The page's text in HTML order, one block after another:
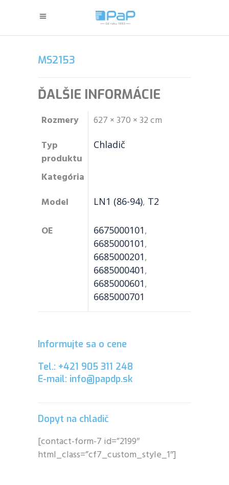
MS2153
ĎALŠIE INFORMÁCIE
Rozmery
627 × 370 × 32 cm
Typ
produktu
Chladič
Kategória
Model
LN1 (86-94), T2
OE 6675000101,
6685000101,
6685000201,
6685000401,
6685000601,
6685000701
Informujte sa o cene
Tel.: +421 905 311 248
E-mail: info@papdp.sk
Dopyt na chladič
[contact-form-7 id=”2199″
html_class=”cf7_custom_style_1″]